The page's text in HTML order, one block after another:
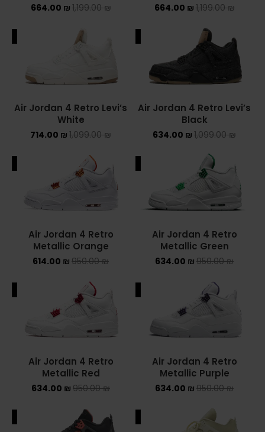
NEW BALANCE 550
NEW BALANCE 9060
UGG חורף
UGG קיץ
Converse Chuck Taylor All Star
ADIDAS KIDS
JORDAN KIDS
NEW BALANCE KIDS
NIKE DUNK KIDS
YEEZY KIDS
1,199.00₪
664.00 ₪
1,199.00₪
664.00 ₪
Air Jordan 4 Retro Levi’s
Black
1,099.00₪
634.00 ₪
Air Jordan 4 Retro Levi’s
White
1,099.00₪
714.00 ₪
Air Jordan 4 Retro
Metallic Green
950.00₪
634.00 ₪
Air Jordan 4 Retro
Metallic Orange
950.00₪
614.00 ₪
Air Jordan 4 Retro
Metallic Purple
950.00₪
634.00 ₪
Air Jordan 4 Retro
Metallic Red
950.00₪
634.00 ₪